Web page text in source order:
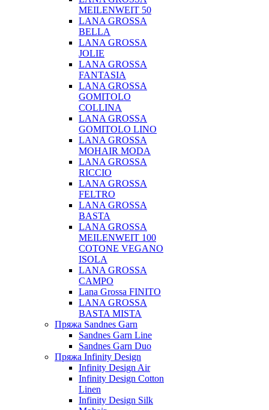
MEILENWEIT 50
LANA GROSSA
BELLA
LANA GROSSA
JOLIE
LANA GROSSA
FANTASIA
LANA GROSSA
GOMITOLO
COLLINA
LANA GROSSA
GOMITOLO LINO
LANA GROSSA
MOHAIR MODA
LANA GROSSA
RICCIO
LANA GROSSA
FELTRO
LANA GROSSA
BASTA
LANA GROSSA
MEILENWEIT 100
COTONE VEGANO
ISOLA
LANA GROSSA
CAMPO
Lana Grossa FINITO
LANA GROSSA
BASTA MISTA
Пряжа Sandnes Garn
Sandnes Garn Line
Sandnes Garn Duo
Пряжа Infinity Design
Infinity Design Air
Infinity Design Cotton
Linen
Infinity Design Silk